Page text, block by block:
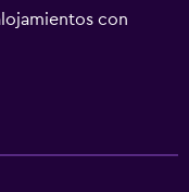
con
alojamiento
Se ofrece